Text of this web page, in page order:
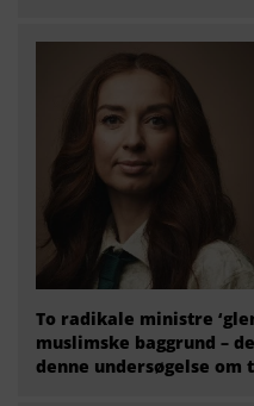
To radikale ministre
muslimske baggrund –
denne undersøgelse om